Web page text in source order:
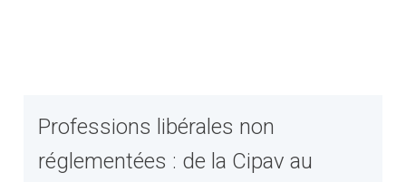
Professions libérales non
réglementées : de la Cipav au